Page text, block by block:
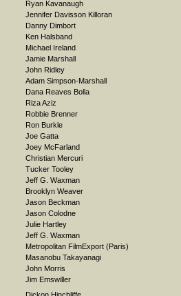
Ryan Kavanaugh
Jennifer Davisson Killoran
Danny Dimbort
Ken Halsband
Michael Ireland
Jamie Marshall
John Ridley
Adam Simpson-Marshall
Dana Reaves Bolla
Riza Aziz
Robbie Brenner
Ron Burkle
Joe Gatta
Joey McFarland
Christian Mercuri
Tucker Tooley
Jeff G. Waxman
Brooklyn Weaver
Jason Beckman
Jason Colodne
Julie Hartley
Jeff G. Waxman
Metropolitan FilmExport (Paris)
Masanobu Takayanagi
John Morris
Jim Emswiller